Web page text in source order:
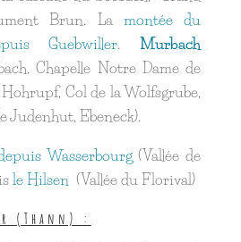
Brun. La montée du
Guebwiller.Murbach
Chapelle Notre Dame de
Col de la Wolfsgrube,
Judenhut, Ebeneck).
Wasserbourg(Vallée de
le Hilsen (Vallée du Florival)
(Thann) :